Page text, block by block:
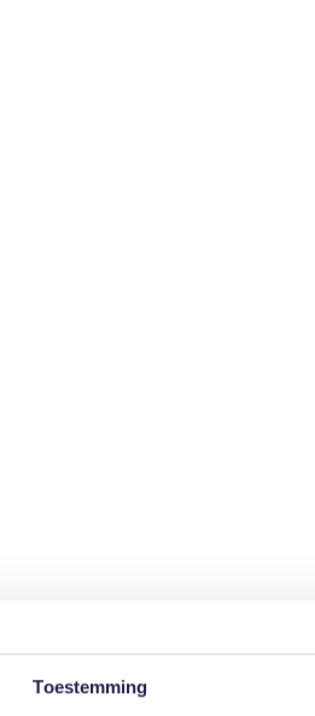
Toestemming